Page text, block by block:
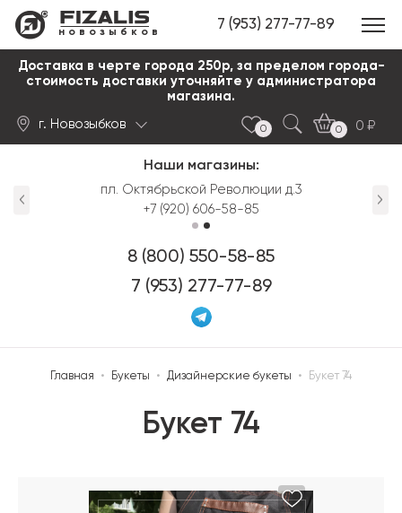
новозыбков 7 (953) 277-77-89
Доставка в черте города 250р, за пределом города-
стоимость доставки уточняйте у администратора
магазина.
г. Новозыбков 0 0
0
Наши магазины:
пл. Октябрьской Революции д.3
+7 (920) 606-58-85
8 (800) 550-58-85
7 (953) 277-77-89
Главная • Букеты • Дизайнерские букеты • Букет 74
Букет 74